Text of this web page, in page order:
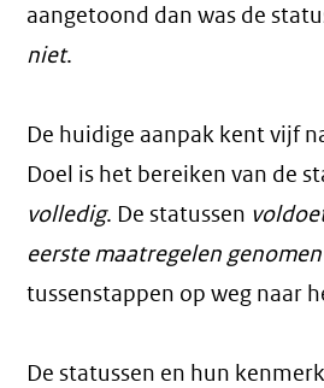
aangetoond dan was de
niet.
De huidige aanpak kent vijf
Doel is het bereiken van de
volledig. De statussen
eerste maatregelen genomen
tussenstappen op weg naar
De statussen en hun